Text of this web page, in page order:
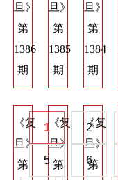
旦》
第
1386
期
旦》
第
1385
期
旦》
第
1384
期
《复
旦》
第
《复
旦》
第
《复
旦》
第
1 2
5 6